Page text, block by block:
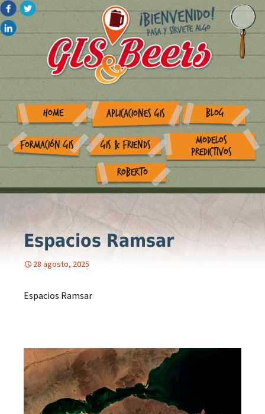
HOME APLICACIONES GIS BLOG
FORMACIÓN GIS GIS & FRIENDS
MODELOS
PREDICTIVOS
ROBERTO
Espacios Ramsar
28 agosto, 2025
Espacios Ramsar